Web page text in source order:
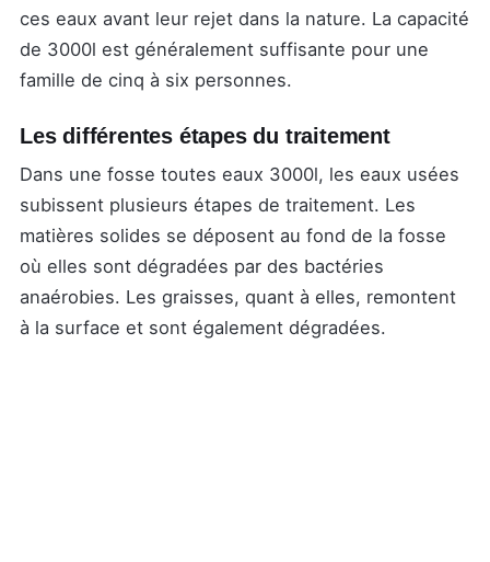
ces eaux avant leur rejet dans la nature. La capacité
de 3000l est généralement suffisante pour une
famille de cinq à six personnes.
Les différentes étapes du traitement
Dans une fosse toutes eaux 3000l, les eaux usées
subissent plusieurs étapes de traitement. Les
matières solides se déposent au fond de la fosse
où elles sont dégradées par des bactéries
anaérobies. Les graisses, quant à elles, remontent
à la surface et sont également dégradées.